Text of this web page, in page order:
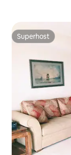
Superhost
Superhost